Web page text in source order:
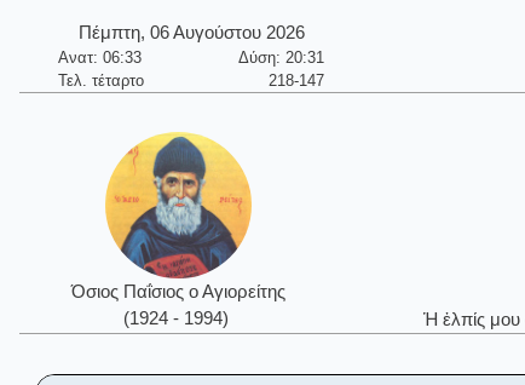
Πέμπτη, 06 Αυγούστου 2026
Ανατ: 06:33
Δύση: 20:31
Τελ. τέταρτο
218-147
Όσιος Παΐσιος ο Αγιορείτης
(1924 - 1994)
Ἡ ἐλπίς μου